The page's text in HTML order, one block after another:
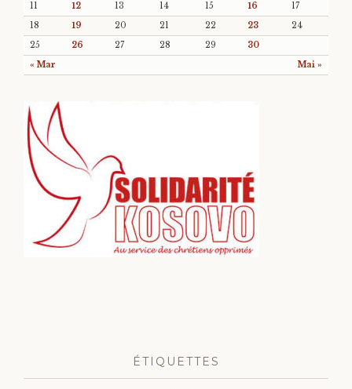
« Mar Mai »
11
12 13 14 15 16
17
18
19 20 21 22 23
24
25
26 27 28 29 30
ÉTIQUETTES